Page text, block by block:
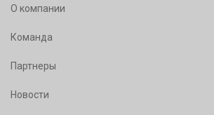
О компании
Команда
Партнеры
Новости